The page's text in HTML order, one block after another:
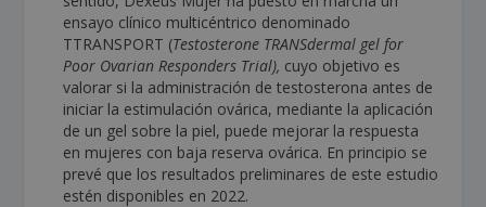
ensayo clínico multicéntrico denominado
TTRANSPORT (Testosterone TRANSdermal gel for
Poor Ovarian Responders Trial), cuyo objetivo es
valorar si la administración de testosterona antes de
iniciar la estimulación ovárica, mediante la aplicación
de un gel sobre la piel, puede mejorar la respuesta
en mujeres con baja reserva ovárica. En principio se
prevé que los resultados preliminares de este estudio
estén disponibles en 2022.